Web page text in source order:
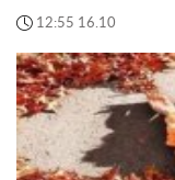
12:55 16.10